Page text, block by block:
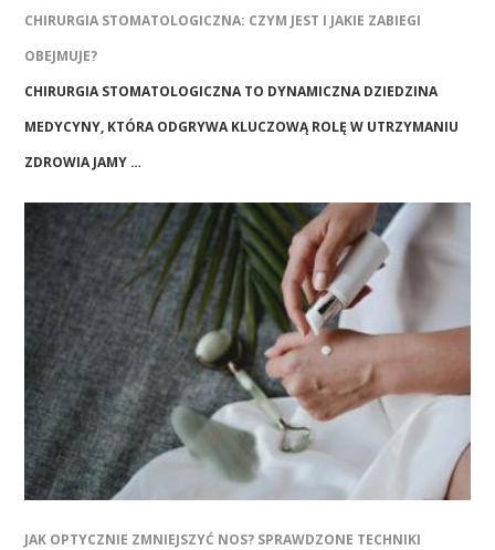
CHIRURGIA STOMATOLOGICZNA: CZYM JEST I JAKIE ZABIEGI
OBEJMUJE?
CHIRURGIA STOMATOLOGICZNA TO DYNAMICZNA DZIEDZINA
MEDYCYNY, KTÓRA ODGRYWA KLUCZOWĄ ROLĘ W UTRZYMANIU
ZDROWIA JAMY …
JAK OPTYCZNIE ZMNIEJSZYĆ NOS? SPRAWDZONE TECHNIKI